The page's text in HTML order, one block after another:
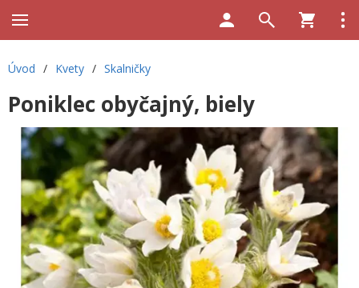
Úvod / Kvety / Skalničky
Poniklec obyčajný, biely